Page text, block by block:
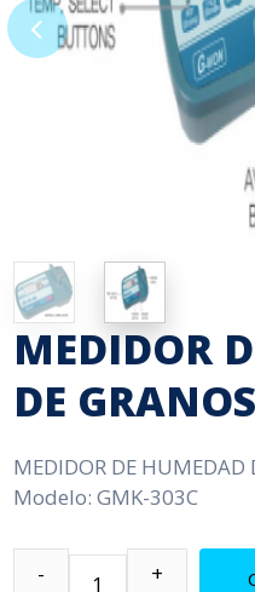
MEDIDOR
DE
MEDIDOR DE HUMEDAD
Modelo: GMK-303C